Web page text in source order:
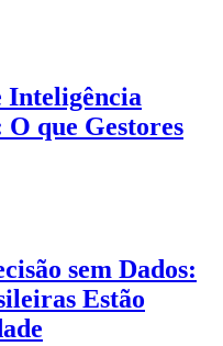
Inteligência
que Gestores
sem Dados:
Estão